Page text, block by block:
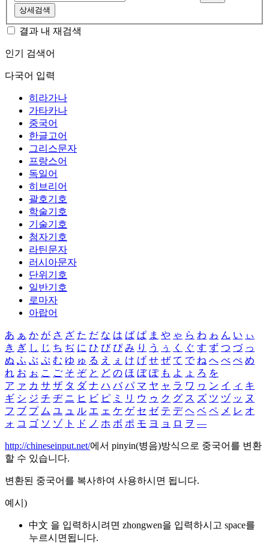
상세검색
결과 내 재검색
인기 검색어
다국어 입력
히라가나
가타카나
중국어
한글고어
그리스문자
프랑스어
독일어
히브리어
괄호기호
학술기호
기술기호
첨자기호
라틴문자
러시아문자
단위기호
일반기호
로마자
아랍어
あ ぁ か が さ ざ た だ な は ば ぱ ま や ゃ ら わ ゎ ん い ぃ
き ぎ し じ ち ぢ に ひ び ぴ み り う ぅ く ぐ す ず つ づ っ
ぬ ふ ぶ ぷ む ゆ ゅ る え ぇ け げ せ ぜ て で ね へ べ ぺ め
れ お ぉ こ ご そ ぞ と ど の ほ ぼ ぽ も よ ょ ろ を
ア ァ カ サ ザ タ ダ ナ ハ バ パ マ ヤ ャ ラ ワ ヮ ン イ ィ キ
ギ シ ジ チ ヂ ニ ヒ ビ ピ ミ リ ウ ゥ ク グ ス ズ ツ ヅ ッ ヌ
フ ブ プ ム ユ ュ ル エ ェ ケ ゲ セ ゼ テ デ ヘ ベ ペ メ レ オ
ォ コ ゴ ソ ゾ ト ド ノ ホ ボ ポ モ ヨ ョ ロ ヲ ―
http://chineseinput.net/에서 pinyin(병음)방식으로 중국어를 변환
할 수 있습니다.
변환된 중국어를 복사하여 사용하시면 됩니다.
예시)
中文 을 입력하시려면 zhongwen을 입력하시고 space를
누르시면됩니다.